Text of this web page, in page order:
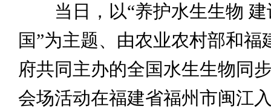
当日，以“养护水生生物 建
国”为主题、由农业农村部和福
府共同主办的全国水生生物同
会场活动在福建省福州市闽江